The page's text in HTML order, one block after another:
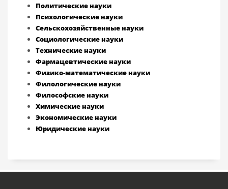
Политические науки
Психологические науки
Сельскохозяйственные науки
Социологические науки
Технические науки
Фармацевтические науки
Физико-математические науки
Филологические науки
Философские науки
Химические науки
Экономические науки
Юридические науки